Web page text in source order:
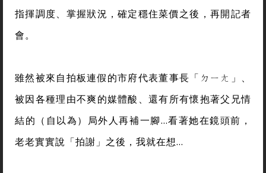
指揮調度、掌握狀況，確定穩住菜價之後，再開記者
會。
雖然被來自拍板連假的市府代表董事長「ㄉㄧㄤ」、
被因各種理由不爽的媒體酸、還有所有懷抱著父兄情
結的（自以為）局外人再補一腳…看著她在鏡頭前，
老老實實說「拍謝」之後，我就在想…